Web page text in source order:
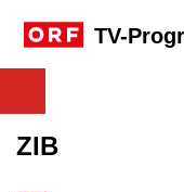
TV-
ZIB